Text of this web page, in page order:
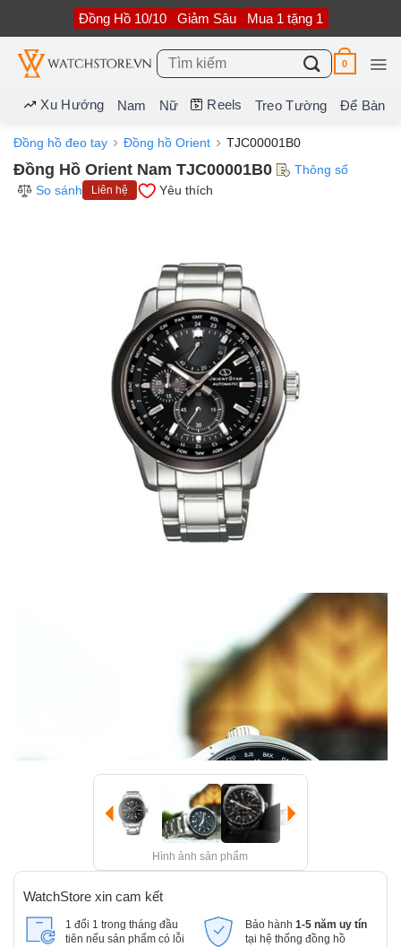
nội
dung
Đồng Hồ 10/10 Giảm Sâu Mua 1 tặng 1
Tìm
kiếm:
0
Xu Hướng Nam Nữ Reels Treo Tường Để Bàn
Đồng hồ đeo tay Đồng hồ Orient TJC00001B0
Đồng Hồ Orient Nam TJC00001B0
Thông số
So sánh
Liên hệ Yêu thích
Hình ảnh sản phẩm
WatchStore xin cam kết
1 đổi 1 trong tháng đầu
tiên nếu sản phẩm có lỗi
Bảo hành 1-5 năm uy tín
tại hệ thống đồng hồ